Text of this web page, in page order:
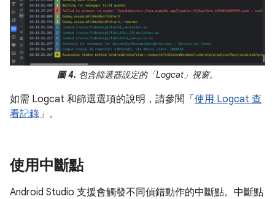
圖 4. 包含篩選器設定的「Logcat」視窗。
如需 Logcat 和篩選選項的說明，請參閱「使用 Logcat 查
看記錄 」。
使用中斷點
Android Studio 支援會觸發不同偵錯動作的中斷點。中斷點